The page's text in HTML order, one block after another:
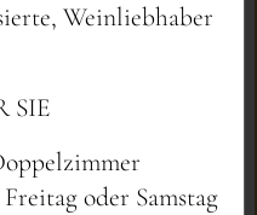
Weinliebhaber
SIE
oder Samstag